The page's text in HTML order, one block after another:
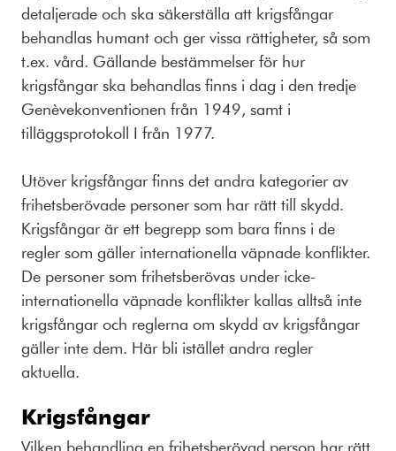
detaljerade och ska säkerställa att krigsfångar
behandlas humant och ger vissa rättigheter, så som
t.ex. vård. Gällande bestämmelser för hur
krigsfångar ska behandlas finns i dag i den tredje
Genèvekonventionen från 1949, samt i
tilläggsprotokoll I från 1977.
Utöver krigsfångar finns det andra kategorier av
frihetsberövade personer som har rätt till skydd.
Krigsfångar är ett begrepp som bara finns i de
regler som gäller internationella väpnade konflikter.
De personer som frihetsberövas under icke-
internationella väpnade konflikter kallas alltså inte
krigsfångar och reglerna om skydd av krigsfångar
gäller inte dem. Här bli istället andra regler
aktuella.
Krigsfångar
Vilken behandling en frihetsberövad person har rätt